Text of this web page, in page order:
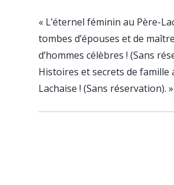
« L’éternel féminin au Père-
tombes d’épouses et de
d’hommes célèbres ! (Sans
Histoires et secrets de famille
Lachaise ! (Sans réservation). »